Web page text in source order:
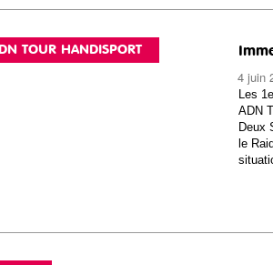
TOUR HANDISPORT
4 juin
Les
ADN
Deux
le